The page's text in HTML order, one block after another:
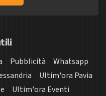
Pubblicità
Whatsapp
Ultim'ora Pavia
Ultim'ora Eventi